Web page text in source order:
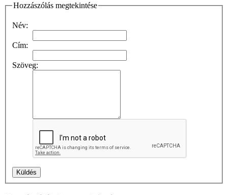
Hozzászólás megtekintése
Név:
Cím:
Szöveg: